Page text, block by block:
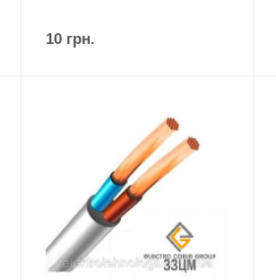
10грн.